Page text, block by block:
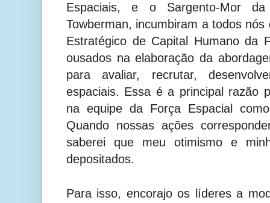
Espaciais, e o Sargento-Mor
Towberman, incumbiram a todos
Estratégico de Capital Humano da
ousados ​​na elaboração da
para avaliar, recrutar,
espaciais. Essa é a principal razão
na equipe da Força Espacial
Quando nossas ações
saberei que meu otimismo e
depositados.
Para isso, encorajo os líderes a